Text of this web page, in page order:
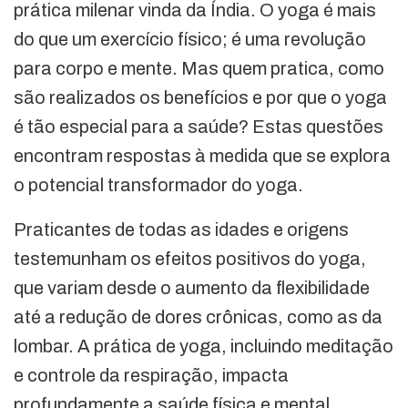
prática milenar vinda da Índia. O yoga é mais
do que um exercício físico; é uma revolução
para corpo e mente. Mas quem pratica, como
são realizados os benefícios e por que o yoga
é tão especial para a saúde? Estas questões
encontram respostas à medida que se explora
o potencial transformador do yoga.
Praticantes de todas as idades e origens
testemunham os efeitos positivos do yoga,
que variam desde o aumento da flexibilidade
até a redução de dores crônicas, como as da
lombar. A prática de yoga, incluindo meditação
e controle da respiração, impacta